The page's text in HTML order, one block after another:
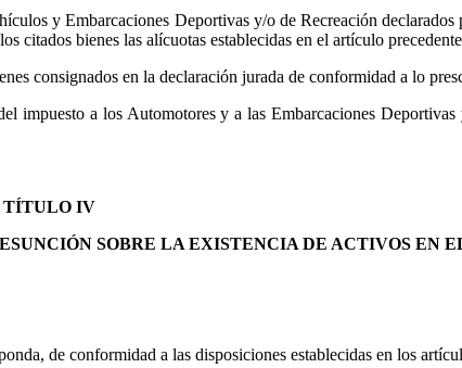
y Embarcaciones Deportivas y/o de Recreación
citados bienes las alícuotas establecidas en el artículo
consignados en la declaración jurada de conformidad a lo
impuesto a los Automotores y a las Embarcaciones
TÍTULO IV
SOBRE LA EXISTENCIA DE ACTIVOS EN
de conformidad a las disposiciones establecidas en los